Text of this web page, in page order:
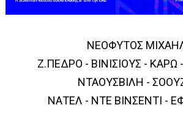
ΝΕΟΦΥΤΟΣ
Ζ.ΠΕΔΡΟ - ΒΙΝΙΣΙΟΥΣ -
ΝΤΑΟΥΣΒΙΛΗ -
ΝΑΤΕΛ - ΝΤΕ ΒΙΝΣΕNΤΙ -